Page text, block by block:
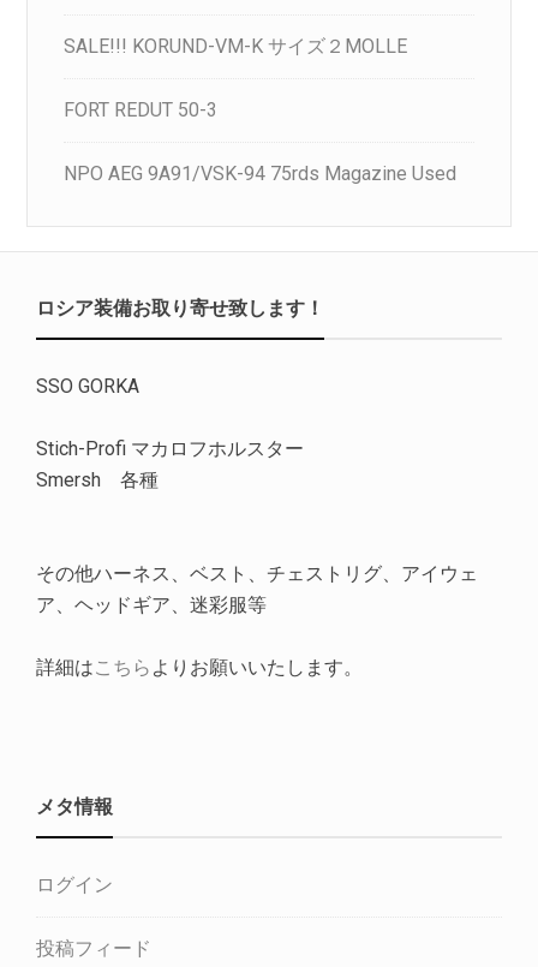
SALE!!! KORUND-VM-K サイズ２MOLLE
FORT REDUT 50-3
NPO AEG 9A91/VSK-94 75rds Magazine Used
ロシア装備お取り寄せ致します！
SSO GORKA
Stich-Profi マカロフホルスター
Smersh 各種
その他ハーネス、ベスト、チェストリグ、アイウェ
ア、ヘッドギア、迷彩服等
詳細はこちら よりお願いいたします。
メタ情報
ログイン
投稿フィード